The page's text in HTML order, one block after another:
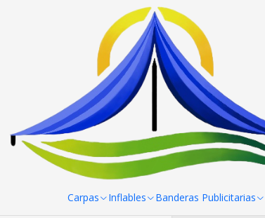
Carpas Inflables Banderas Publicitarias
Mesas, manteles y sillas Sillas y banquetas